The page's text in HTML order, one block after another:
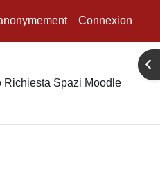
Connexion
Richiesta Spazi Moodle